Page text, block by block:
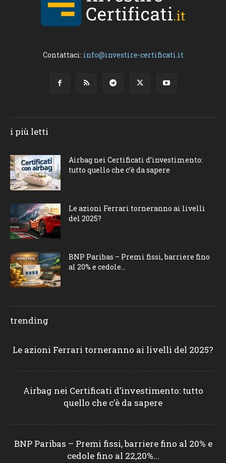
Contattaci: info@investire-certificati.it
i più letti
Airbag nei Certificati d’investimento:
tutto quello che c’è da sapere
Le azioni Ferrari torneranno ai livelli
del 2025?
BNP Paribas – Premi fissi, barriere fino
al 20% e cedole...
trending
Le azioni Ferrari torneranno ai livelli del 2025?
Airbag nei Certificati d’investimento: tutto
quello che c’è da sapere
BNP Paribas – Premi fissi, barriere fino al 20% e
cedole fino al 22,20%...